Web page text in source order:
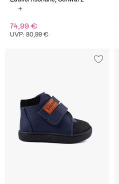
74,99 €
UVP: 80,99 €